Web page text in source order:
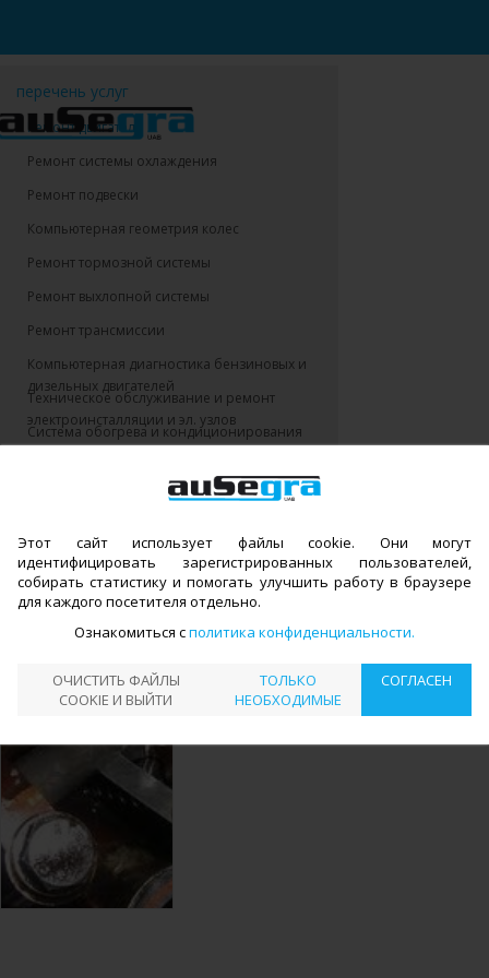
перечень услуг
Pемонт двигателя
Ремонт системы охлаждения
Ремонт подвески
Компьютерная геометрия колес
Ремонт тормозной системы
Ремонт выхлопной системы
Ремонт трансмиссии
Компьютерная диагностика бензиновых и
дизельных двигателей
Техническое обслуживание и ремонт
электроинсталляции и эл. узлов
Система обогрева и кондиционирования
КАТАЛОГ >PЕМОНТ ДВИГАТЕЛЯ>РЕГУЛИРОВКА
КЛАПАНОВ
←
РЕГУЛИРОВКА КЛАПАНОВ
разработки
Этот сайт использует файлы cookie. Они могут
идентифицировать зарегистрированных пользователей,
собирать статистику и помогать улучшить работу в браузере
для каждого посетителя отдельно.
Ознакомиться сполитика конфиденциальности
СОГЛАСЕН
ТОЛЬКО
НЕОБХОДИМЫЕ
ОЧИСТИТЬ ФАЙЛЫ
COOKIE И ВЫЙТИ